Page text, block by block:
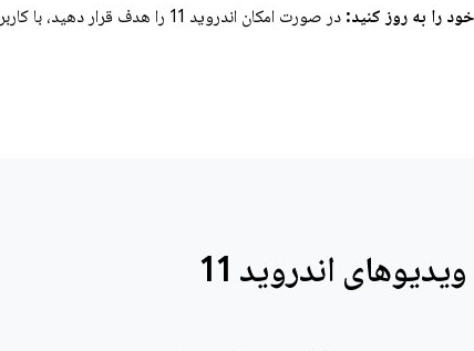
را به روز کنید:
در صورت امکان اندروید 11 را هدف
اندروید 11